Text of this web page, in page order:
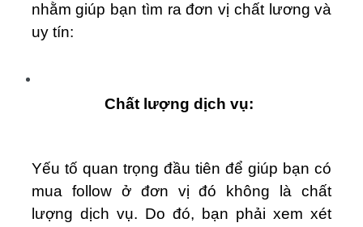
nhằm giúp bạn tìm ra đơn vị chất lương và
uy tín:
Chất lượng dịch vụ:
Yếu tố quan trọng đầu tiên để giúp bạn có
mua follow ở đơn vị đó không là chất
lượng dịch vụ. Do đó, bạn phải xem xét